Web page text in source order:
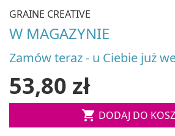
GRAINE CREATIVE
W MAGAZYNIE
Zamów teraz - u Ciebie już
53,80 zł
 DODAJ DO